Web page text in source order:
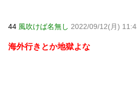
44 風吹けば名無し 2022/09/12(月)
海外行きとか地獄よな